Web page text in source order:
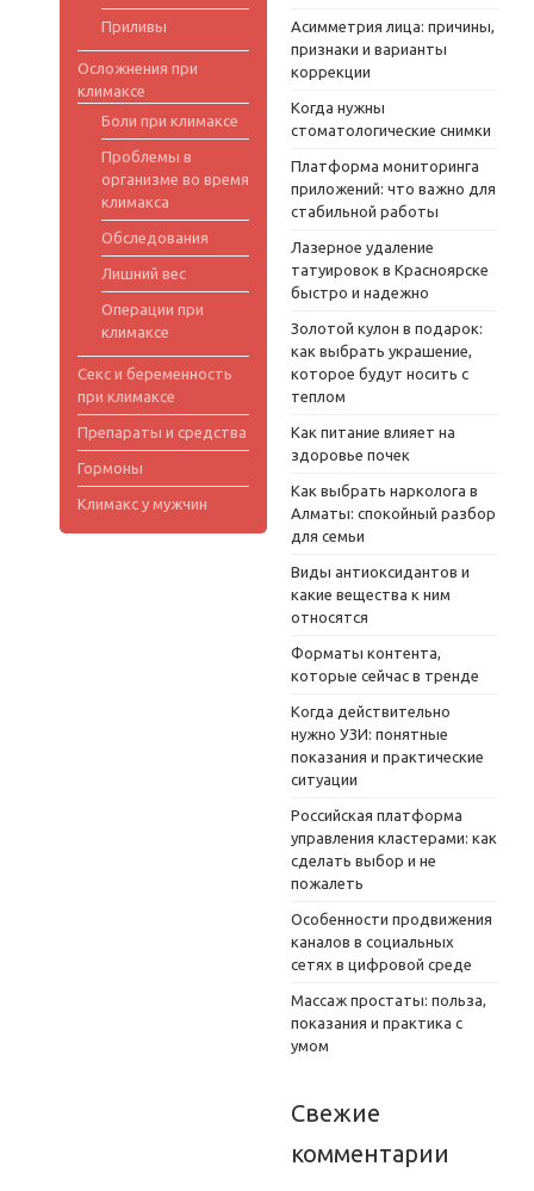
Приливы
Осложнения при
климаксе
Боли при климаксе
Проблемы в
организме во время
климакса
Обследования
Лишний вес
Операции при
климаксе
Секс и беременность
при климаксе
Препараты и средства
Гормоны
Климакс у мужчин
Асимметрия лица: причины,
признаки и варианты
коррекции
Когда нужны
стоматологические снимки
Платформа мониторинга
приложений: что важно для
стабильной работы
Лазерное удаление
татуировок в Красноярске
быстро и надежно
Золотой кулон в подарок:
как выбрать украшение,
которое будут носить с
теплом
Как питание влияет на
здоровье почек
Как выбрать нарколога в
Алматы: спокойный разбор
для семьи
Виды антиоксидантов и
какие вещества к ним
относятся
Форматы контента,
которые сейчас в тренде
Когда действительно
нужно УЗИ: понятные
показания и практические
ситуации
Российская платформа
управления кластерами: как
сделать выбор и не
пожалеть
Особенности продвижения
каналов в социальных
сетях в цифровой среде
Массаж простаты: польза,
показания и практика с
умом
Свежие
комментарии